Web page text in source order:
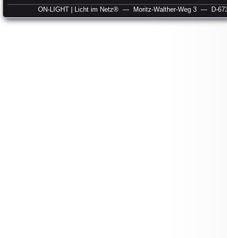
ON-LIGHT | Licht im Netz® — Moritz-Walther-Weg 3 — D-